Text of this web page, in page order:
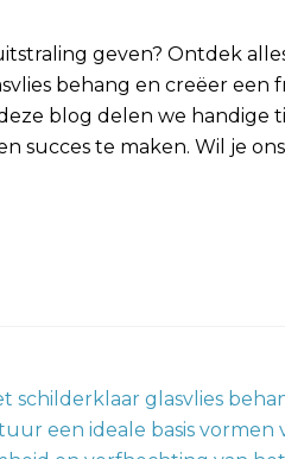
geven? Ontdek
behang en creëer een
blog delen we handige
succes te maken. Wil je